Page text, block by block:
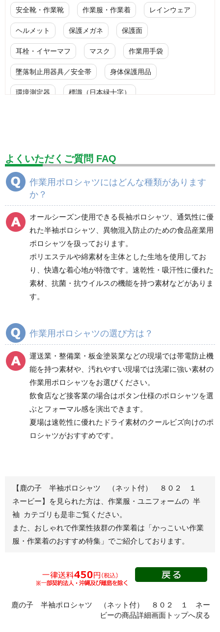
安全靴・作業靴 作業服・作業着 レインウェア
ヘルメット 保護メガネ 保護面
耳栓・イヤーマフ マスク 作業用手袋
墜落制止用器具／安全帯 身体保護用品
環境測定器 標識（日本緑十字）
設備用品・作業補助用品 工事作業用品
分煙対策機器
電気保守用品
防災グッズ（防災セット） 救急医療品
健康管理器具 季節商品 ウイルス対策用品
商品カテゴリ一覧
ブルゾン
春夏長袖
食品産業用長袖
食品産業用半袖
クリーンウェア
通年
ジャンパー
通年
ワークパンツ
春夏ワークパンツ作業
通年ワークパンツ作業
食品産業用ワークパン
ツ
クリーンウェアワーク
パンツ
カーゴパンツ
通年カーゴパンツ作業
レディース作業着
ブルゾン
シャツ
半袖
よくいただくご質問 FAQ
作業用ポロシャツにはどんな種類があります
か？
オールシーズン使用できる長袖ポロシャツ、通気性に優
れた半袖ポロシャツ、異物混入防止のための食品産業用
ポロシャツを扱っております。
ポリエステルや綿素材を主体とした生地を使用してお
り、快適な着心地が特徴です。速乾性・吸汗性に優れた
素材、抗菌・抗ウイルスの機能を持つ素材などがありま
す。
作業用ポロシャツの選び方は？
運送業・整備業・板金塗装業などの現場では帯電防止機
能を持つ素材や、汚れやすい現場では洗濯に強い素材の
作業用ポロシャツをお選びください。
飲食店など接客業の場合はボタン仕様のポロシャツを選
ぶとフォーマル感を演出できます。
夏場は速乾性に優れたドライ素材のクールビズ向けのポ
ロシャツがおすすめです。
【鹿の子 半袖ポロシャツ （ネット付） ８０２ １
ネービー】を見られた方は、作業服・ユニフォームの 半
袖 カテゴリも是非ご覧ください。
また、おしゃれで作業性抜群の作業着は 「かっこいい作業
服・作業着のおすすめ特集」 でご紹介しております。
鹿の子 半袖ポロシャツ （ネット付） ８０２ １ ネー
ビーの商品詳細画面トップへ戻る